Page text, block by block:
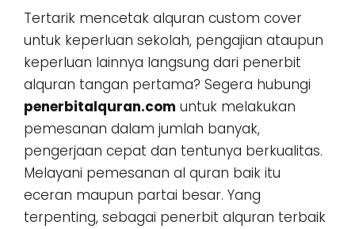
Tertarik mencetak alquran custom cover
untuk keperluan sekolah, pengajian ataupun
keperluan lainnya langsung dari penerbit
alquran tangan pertama? Segera hubungi
penerbitalquran.com untuk melakukan
pemesanan dalam jumlah banyak,
pengerjaan cepat dan tentunya berkualitas.
Melayani pemesanan al quran baik itu
eceran maupun partai besar. Yang
terpenting, sebagai penerbit alquran terbaik